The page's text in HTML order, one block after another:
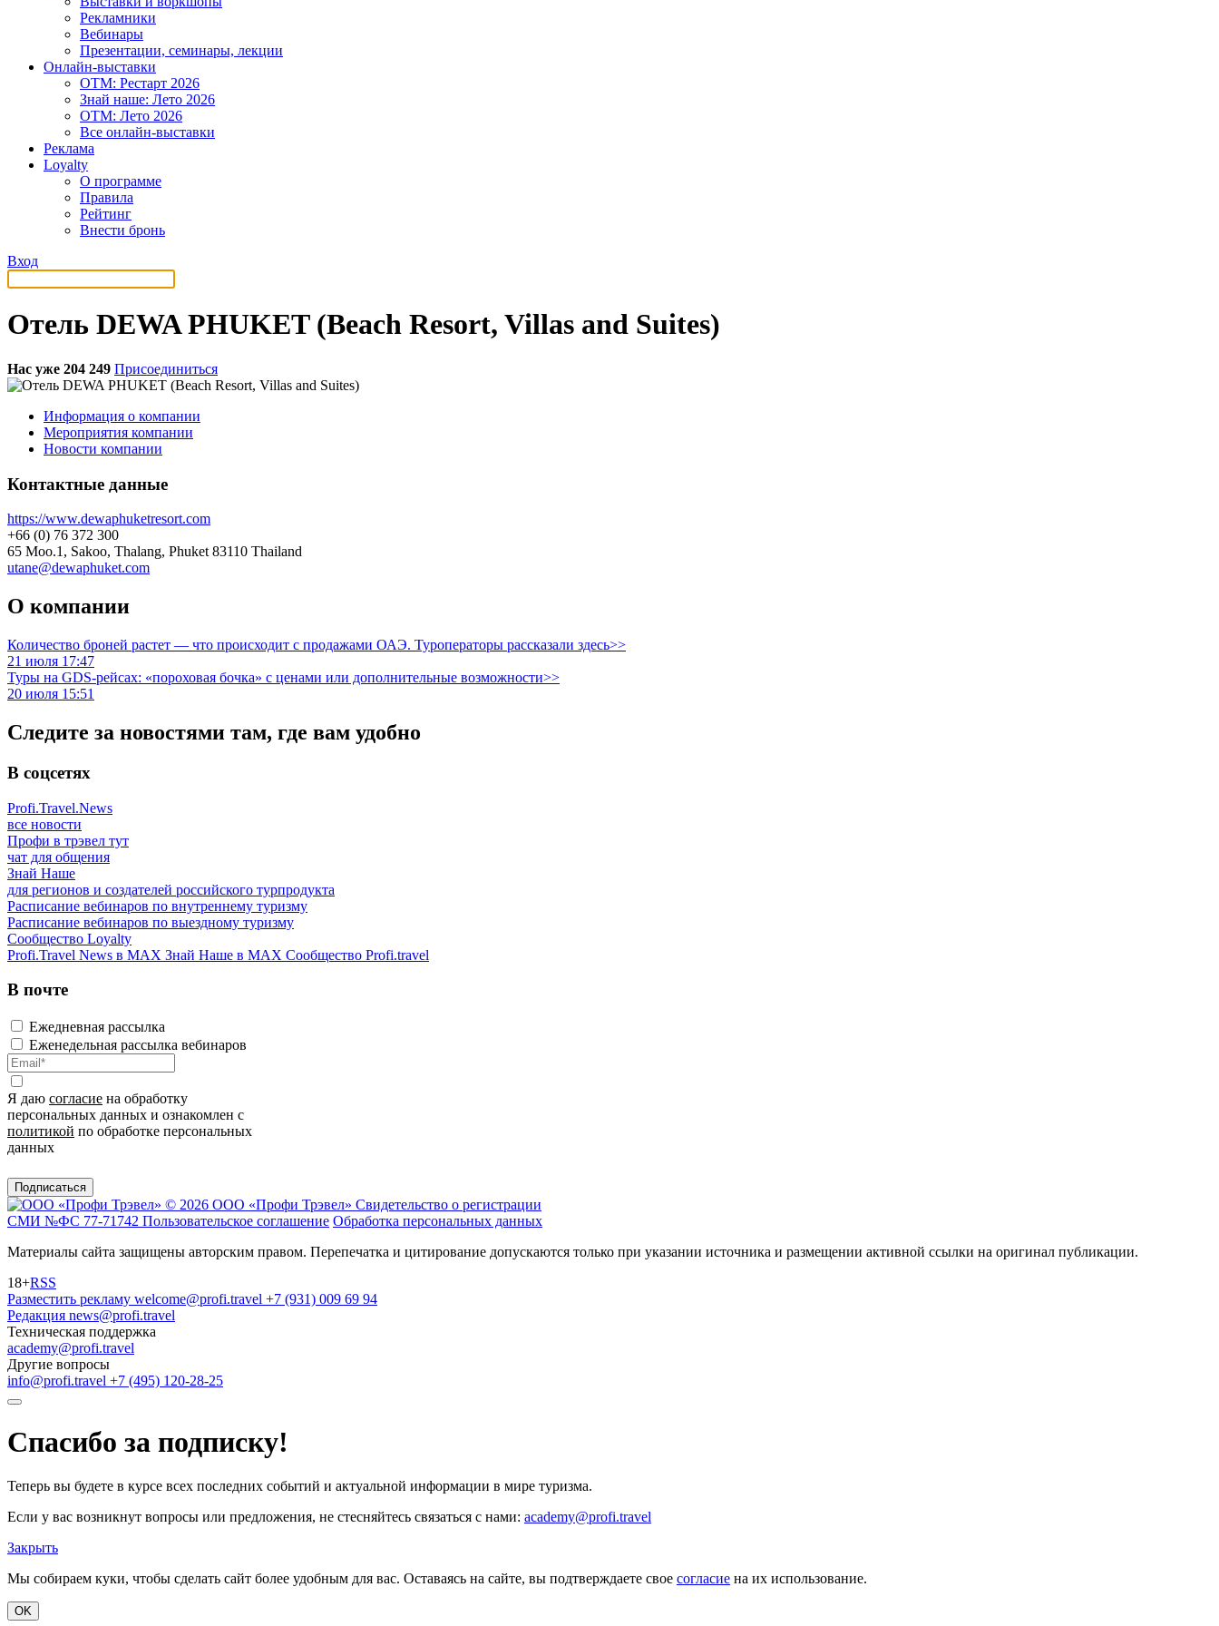
Рекламники
Вебинары
Презентации, семинары, лекции
Онлайн-выставки
OTM: Рестарт 2026
Знай наше: Лето 2026
OTM: Лето 2026
Все онлайн-выставки
Реклама
Loyalty
О программе
Правила
Рейтинг
Внести бронь
Вход
Отель DEWA PHUKET (Beach Resort, Villas and Suites)
Нас уже 204 249 Присоединиться
Информация о компании
Мероприятия компании
Новости компании
Контактные данные
https://www.dewaphuketresort.com
+66 (0) 76 372 300
65 Moo.1, Sakoo, Thalang, Phuket 83110 Thailand
utane@dewaphuket.com
О компании
Количество броней растет — что происходит с продажами ОАЭ. Туроператоры рассказали здесь>>
21 июля 17:47
Туры на GDS-рейсах: «пороховая бочка» с ценами или дополнительные возможности>>
20 июля 15:51
Следите за новостями там, где вам удобно
В соцсетях
Profi.Travel.News
все новости
Профи в трэвел тут
чат для общения
Знай Наше
для регионов и создателей российского турпродукта
Расписание вебинаров по внутреннему туризму
Расписание вебинаров по выездному туризму
Сообщество Loyalty
Profi.Travel News в MAX Знай Наше в MAX Сообщество Profi.travel
В почте
Ежедневная рассылка
Еженедельная рассылка вебинаров
Я даю согласие на обработку
персональных данных и ознакомлен с
политикой по обработке персональных
данных
Подписаться
© 2026 ООО «Профи Трэвeл» Свидетельство о регистрации
СМИ №ФС 77-71742 Пользовательское соглашение Обработка персональных данных
Материалы сайта защищены авторским правом. Перепечатка и цитирование допускаются только при указании источника и размещении активной ссылки на оригинал публикации.
18+RSS
Разместить рекламу welcome@profi.travel +7 (931) 009 69 94
Редакция news@profi.travel
Техническая поддержка
academy@profi.travel
Другие вопросы
info@profi.travel +7 (495) 120-28-25
Спасибо за подписку!
Теперь вы будете в курсе всех последних событий и актуальной информации в мире туризма.
Если у вас возникнут вопросы или предложения, не стесняйтесь связаться с нами: academy@profi.travel
Закрыть
Мы собираем куки, чтобы сделать сайт более удобным для вас. Оставаясь на сайте, вы подтверждаете свое согласие на их использование.
OK